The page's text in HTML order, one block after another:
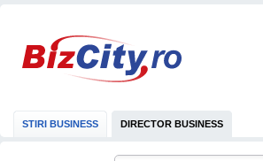
STIRI BUSINESS DIRECTOR BUSINESS